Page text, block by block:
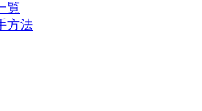
覧
方法